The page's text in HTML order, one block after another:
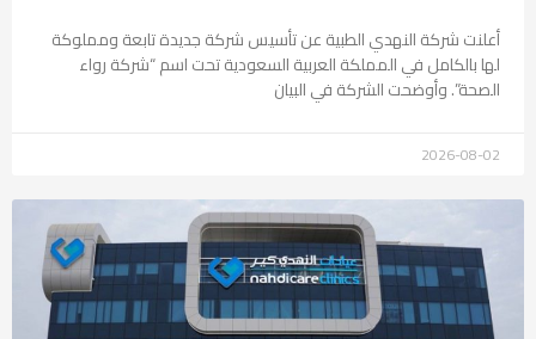
أعلنت شركة النهدي الطبية عن تأسيس شركة جديدة تابعة ومملوكة
لها بالكامل في المملكة العربية السعودية تحت اسم “شركة رواء
الصحة”. وأوضحت الشركة في البيان
2026-08-02